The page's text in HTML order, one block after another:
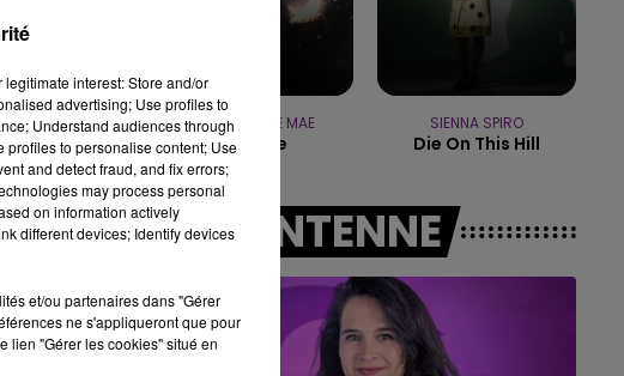
LE WEEK-END CHAMPAGNE FM
de
CHRISTOPHE MAE
La Lune
SIENNA SPIRO
Die On This Hill
A L'ANTENNE
interest: Store and/or
advertising; Use profiles to
Understand audiences through
profiles to personalise content; Use
and detect fraud, and fix errors;
may process personal
on information actively
different devices; Identify devices
et/ou partenaires dans "Gérer
ne s'appliqueront que pour
lien "Gérer les cookies" situé en